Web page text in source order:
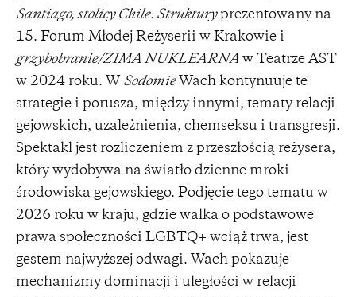
Santiago, stolicy Chile. Strukturyprezentowany na
15. Forum Młodej Reżyserii w Krakowie i
grzybobranie/ZIMA NUKLEARNA w Teatrze AST
w 2024 roku. W SodomieWach kontynuuje te
strategie i porusza, między innymi, tematy relacji
gejowskich, uzależnienia, chemseksu i transgresji.
Spektakl jest rozliczeniem z przeszłością reżysera,
który wydobywa na światło dzienne mroki
środowiska gejowskiego. Podjęcie tego tematu w
2026 roku w kraju, gdzie walka o podstawowe
prawa społeczności LGBTQ+ wciąż trwa, jest
gestem najwyższej odwagi. Wach pokazuje
mechanizmy dominacji i uległości w relacji